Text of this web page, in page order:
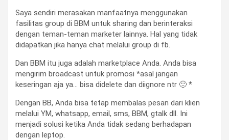
Saya sendiri merasakan manfaatnya menggunakan
fasilitas group di BBM untuk sharing dan berinteraksi
dengan teman-teman marketer lainnya. Hal yang tidak
didapatkan jika hanya chat melalui group di fb.
Dan BBM itu juga adalah marketplace Anda. Anda bisa
mengirim broadcast untuk promosi *asal jangan
keseringan aja ya… bisa didelete dan diignore ntr 🙂 *
Dengan BB, Anda bisa tetap membalas pesan dari klien
melalui YM, whatsapp, email, sms, BBM, gtalk dll. Ini
menjadi solusi ketika Anda tidak sedang berhadapan
dengan leptop.